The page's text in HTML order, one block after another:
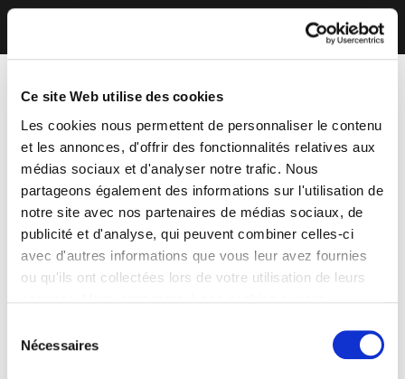
Ce site Web utilise des cookies
Les cookies nous permettent de personnaliser le contenu
et les annonces, d'offrir des fonctionnalités relatives aux
médias sociaux et d'analyser notre trafic. Nous
partageons également des informations sur l'utilisation de
notre site avec nos partenaires de médias sociaux, de
publicité et d'analyse, qui peuvent combiner celles-ci
avec d'autres informations que vous leur avez fournies
ou qu'ils ont collectées lors de votre utilisation de leurs
Nécessaires